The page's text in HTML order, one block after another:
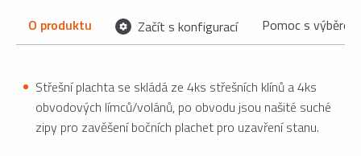
O produktu Začít s konfigurací Pomoc s výběrem
Střešní plachta se skládá ze 4ks střešních klínů a 4ks
obvodových límců/volánů, po obvodu jsou našité suché
zipy pro zavěšení bočních plachet pro uzavření stanu.